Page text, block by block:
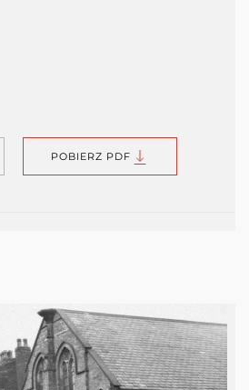
POBIERZ PDF